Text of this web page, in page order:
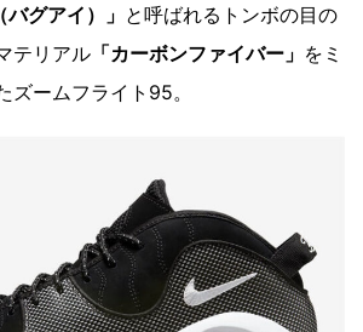
グアイ）」 と呼ばれるトンボの目の
テリアル 「カーボンファイバー」 をミ
ズームフライト95。